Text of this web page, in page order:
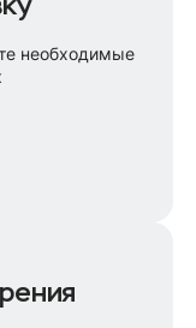
необходимые